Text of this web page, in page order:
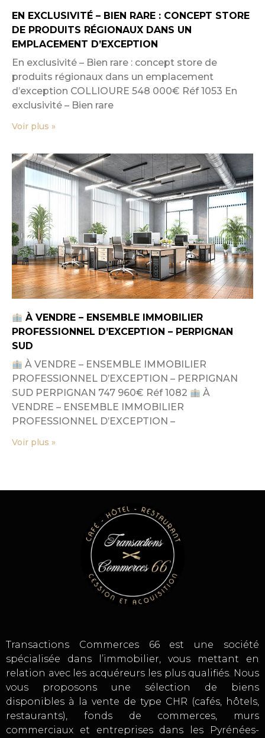
EN EXCLUSIVITÉ – BIEN RARE : CONCEPT STORE
DE PRODUITS RÉGIONAUX DANS UN
EMPLACEMENT D’EXCEPTION
En exclusivité – Bien rare : concept store de
produits régionaux dans un emplacement
d’exception COLLIOURE 548 000€ Réf 1053 En
exclusivité – Bien rare
Voir plus »
À VENDRE – ENSEMBLE IMMOBILIER
PROFESSIONNEL D’EXCEPTION – PERPIGNAN
SUD
À VENDRE – ENSEMBLE IMMOBILIER
PROFESSIONNEL D’EXCEPTION – PERPIGNAN
SUD PERPIGNAN 747 960€ Réf 1082
À
VENDRE – ENSEMBLE IMMOBILIER
PROFESSIONNEL D’EXCEPTION –
Voir plus »
Transactions Commerces 66 est une société
spécialisée dans l’immobilier, vous mettant en
relation avec les acquéreurs les plus qualifiés. Nous
vous proposons une sélection de biens
disponibles à la vente de type CHR (cafés, hôtels,
restaurants), fonds de commerces, murs
commerciaux et entreprises dans les Pyrénées-